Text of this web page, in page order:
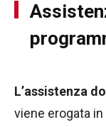
L’assistenza
viene erogata in